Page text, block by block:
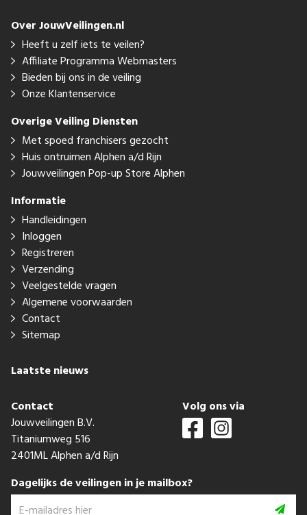
Over JouwVeilingen.nl
Heeft u zelf iets te veilen?
Affiliate Programma Webmasters
Bieden bij ons in de veiling
Onze Klantenservice
Overige Veiling Diensten
Met spoed franchisers gezocht
Huis ontruimen Alphen a/d Rijn
Jouwveilingen Pop-up Store Alphen
Informatie
Handleidingen
Inloggen
Registreren
Verzending
Veelgestelde vragen
Algemene voorwaarden
Contact
Sitemap
Laatste nieuws
Contact
Jouwveilingen B.V.
Titaniumweg 516
2401ML Alphen a/d Rijn
Volg ons via
Dagelijks de veilingen in je mailbox?